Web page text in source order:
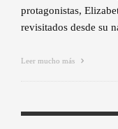
protagonistas,
revisitados desde su
Leer mucho más